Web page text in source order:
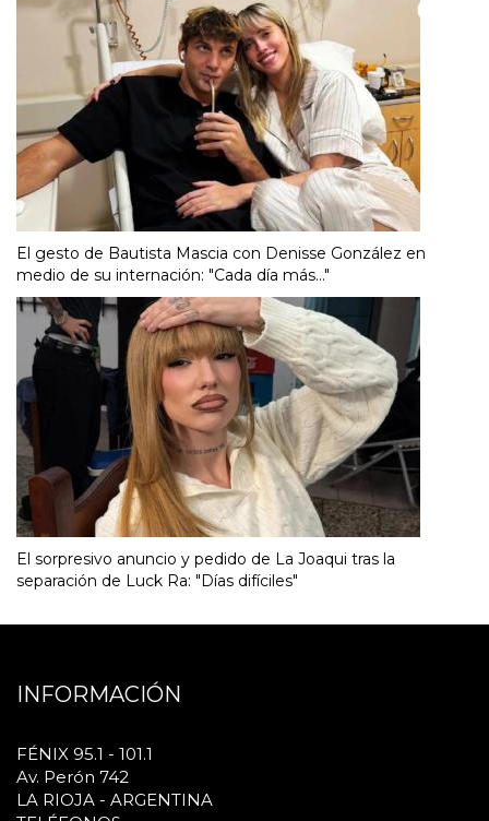
El gesto de Bautista Mascia con Denisse González en
medio de su internación: "Cada día más..."
El sorpresivo anuncio y pedido de La Joaqui tras la
separación de Luck Ra: "Días difíciles"
INFORMACIÓN
FÉNIX 95.1 - 101.1
Av. Perón 742
LA RIOJA - ARGENTINA